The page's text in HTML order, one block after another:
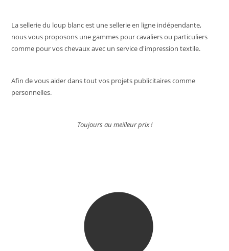
La sellerie du loup blanc est une sellerie en ligne indépendante,
nous vous proposons une gammes pour cavaliers ou particuliers
comme pour vos chevaux avec un service d'impression textile.
Afin de vous aider dans tout vos projets publicitaires comme
personnelles.
Toujours au meilleur prix !